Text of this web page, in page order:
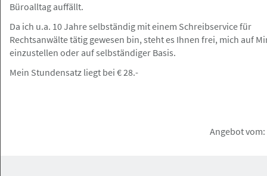
Hamburg und Umgebung Gesuch
Büroalltag auffällt.
Da ich u.a. 10 Jahre selbständig mit einem Schreibservice für
Rechtsanwälte tätig gewesen bin, steht es Ihnen frei, mich auf
einzustellen oder auf selbständiger Basis.
Mein Stundensatz liegt bei € 28.-
Angebot vom: